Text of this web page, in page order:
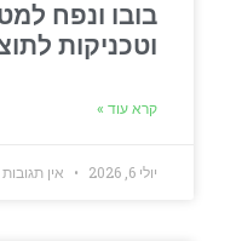
בובו ונפח
וטכניקות
קרא עוד »
יולי 6, 2026 אין תגובות